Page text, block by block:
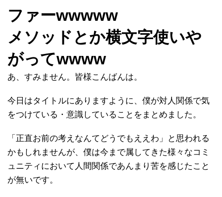
ファーwwwww
メソッドとか横文字使いや
がってwwww
あ、すみません。皆様こんばんは。
今日はタイトルにありますように、僕が対人関係で気
をつけている・意識していることをまとめました。
「正直お前の考えなんてどうでもええわ」と思われる
かもしれませんが、僕は今まで属してきた様々なコミ
ュニティにおいて人間関係であんまり苦を感じたこと
が無いです。